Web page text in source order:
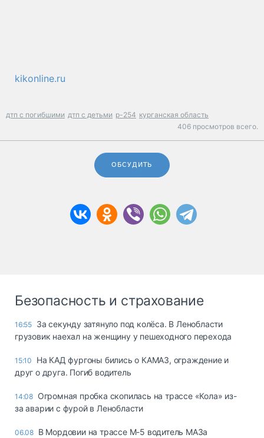
kikonline.ru
дтп с погибшими дтп с детьми р-254 курганская область
406 просмотров всего.
ОБСУДИТЬ
Безопасность и страхование
16:55 За секунду затянуло под колёса. В Ленобласти
грузовик наехал на женщину у пешеходного перехода
15:10
На КАД фургоны бились о КАМАЗ, ограждение и
друг о друга. Погиб водитель
14:08 Огромная пробка скопилась на трассе «Кола» из-
за аварии с фурой в Ленобласти
06.08 В Мордовии на трассе М-5 водитель МАЗа